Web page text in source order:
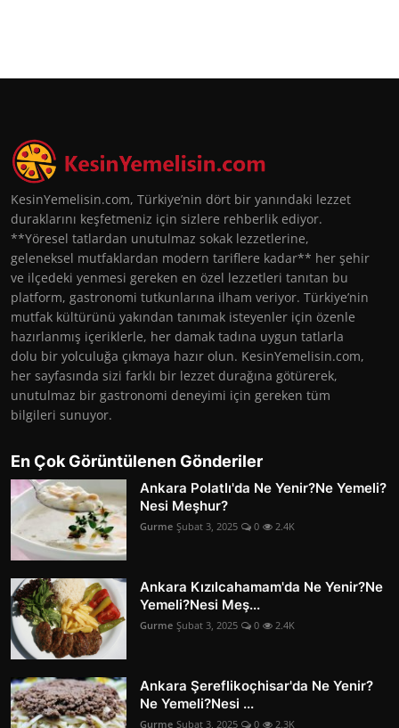
KesinYemelisin.com, Türkiye’nin dört bir yanındaki lezzet
duraklarını keşfetmeniz için sizlere rehberlik ediyor.
**Yöresel tatlardan unutulmaz sokak lezzetlerine,
geleneksel mutfaklardan modern tariflere kadar** her şehir
ve ilçedeki yenmesi gereken en özel lezzetleri tanıtan bu
platform, gastronomi tutkunlarına ilham veriyor. Türkiye’nin
mutfak kültürünü yakından tanımak isteyenler için özenle
hazırlanmış içeriklerle, her damak tadına uygun tatlarla
dolu bir yolculuğa çıkmaya hazır olun. KesinYemelisin.com,
her sayfasında sizi farklı bir lezzet durağına götürerek,
unutulmaz bir gastronomi deneyimi için gereken tüm
bilgileri sunuyor.
En Çok Görüntülenen Gönderiler
Ankara Polatlı'da Ne Yenir?Ne Yemeli?
Nesi Meşhur?
Gurme Şubat 3, 2025 0 2.4K
Ankara Kızılcahamam'da Ne Yenir?Ne
Yemeli?Nesi Meş...
Gurme Şubat 3, 2025 0 2.4K
Ankara Şereflikoçhisar'da Ne Yenir?
Ne Yemeli?Nesi ...
Gurme Şubat 3, 2025 0 2.3K